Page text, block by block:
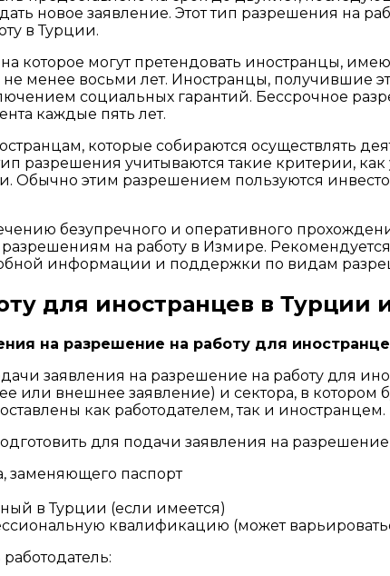
новое заявление. Этот тип разрешения на
в Турции.
которое могут претендовать иностранцы,
менее восьми лет. Иностранцы, получившие
социальных гарантий. Бессрочное
каждые пять лет.
которые собираются осуществлять
разрешения учитываются такие критерии,
Обычно этим разрешением пользуются
безупречного и оперативного
на работу в Измире.
информации и поддержки по видам
для иностранцев в
на разрешение на работу для
заявления на разрешение на работу для
или внешнее заявление) и сектора, в котором
как работодателем, так и иностранцем.
для подачи заявления на
заменяющего паспорт
в Турции (если имеется)
квалификацию (может